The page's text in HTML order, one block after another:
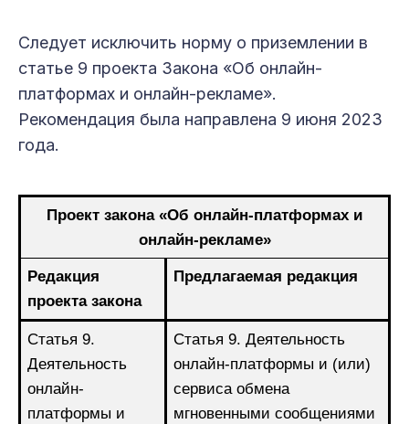
Следует исключить норму о приземлении в
статье 9 проекта Закона «Об онлайн-
платформах и онлайн-рекламе».
Рекомендация была направлена 9 июня 2023
года.
Проект закона «Об онлайн-платформах и
онлайн-рекламе»
Редакция
проекта закона
Предлагаемая редакция
Статья 9.
Деятельность
онлайн-
платформы и
Статья 9. Деятельность
онлайн-платформы и (или)
сервиса обмена
мгновенными сообщениями